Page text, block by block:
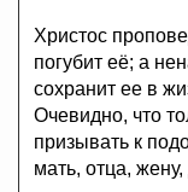
Христос
погубит её; а
сохранит ее в
Очевидно, что
призывать к
мать, отца,